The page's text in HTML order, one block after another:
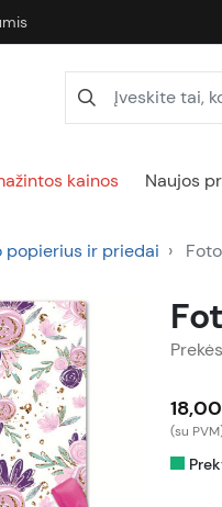
kainos Naujos
popierius ir priedai
(su